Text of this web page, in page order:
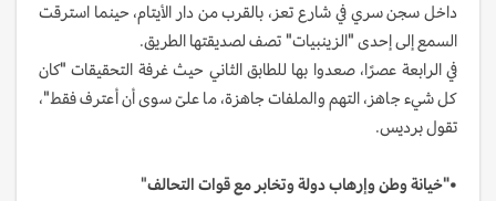
داخل سجن سري في شارع تعز، بالقرب من دار الأيتام، حينما استرقت
السمع إلى إحدى "الزينبيات" تصف لصديقتها الطريق.
في الرابعة عصرًا، صعدوا بها للطابق الثاني حيث غرفة التحقيقات "كان
كل شيء جاهز، التهم والملفات جاهزة، ما علىّ سوى أن أعترف فقط"،
تقول برديس.
•"خيانة وطن وإرهاب دولة وتخابر مع قوات التحالف"